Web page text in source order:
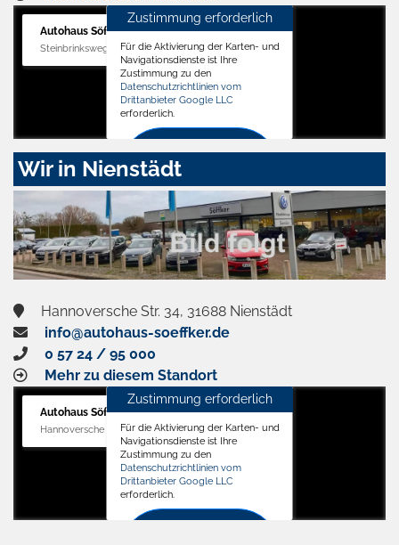
Autohaus Söffker GmbH
Steinbrinksweg 12, 31840 Hessisch Oldendorf
Zustimmung erforderlich
Für die Aktivierung der Karten- und
Navigationsdienste ist Ihre
Zustimmung zu den
Datenschutzrichtlinien vom
Drittanbieter Google LLC
erforderlich.
Zustimmen
aktivieren
Wir in Nienstädt
Hannoversche Str. 34, 31688 Nienstädt
info@autohaus-soeffker.de
0 57 24 / 95 000
Mehr zu diesem Standort
Autohaus Söffker GmbH
Hannoversche Str. 34, 31688 Nienstädt
Zustimmung erforderlich
Für die Aktivierung der Karten- und
Navigationsdienste ist Ihre
Zustimmung zu den
Datenschutzrichtlinien vom
Drittanbieter Google LLC
erforderlich.